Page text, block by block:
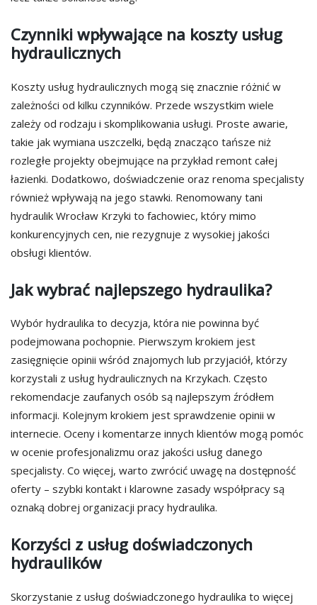
Czynniki wpływające na koszty usług
hydraulicznych
Koszty usług hydraulicznych mogą się znacznie różnić w
zależności od kilku czynników. Przede wszystkim wiele
zależy od rodzaju i skomplikowania usługi. Proste awarie,
takie jak wymiana uszczelki, będą znacząco tańsze niż
rozległe projekty obejmujące na przykład remont całej
łazienki. Dodatkowo, doświadczenie oraz renoma specjalisty
również wpływają na jego stawki. Renomowany tani
hydraulik Wrocław Krzyki to fachowiec, który mimo
konkurencyjnych cen, nie rezygnuje z wysokiej jakości
obsługi klientów.
Jak wybrać najlepszego hydraulika?
Wybór hydraulika to decyzja, która nie powinna być
podejmowana pochopnie. Pierwszym krokiem jest
zasięgnięcie opinii wśród znajomych lub przyjaciół, którzy
korzystali z usług hydraulicznych na Krzykach. Często
rekomendacje zaufanych osób są najlepszym źródłem
informacji. Kolejnym krokiem jest sprawdzenie opinii w
internecie. Oceny i komentarze innych klientów mogą pomóc
w ocenie profesjonalizmu oraz jakości usług danego
specjalisty. Co więcej, warto zwrócić uwagę na dostępność
oferty – szybki kontakt i klarowne zasady współpracy są
oznaką dobrej organizacji pracy hydraulika.
Korzyści z usług doświadczonych
hydraulików
Skorzystanie z usług doświadczonego hydraulika to więcej